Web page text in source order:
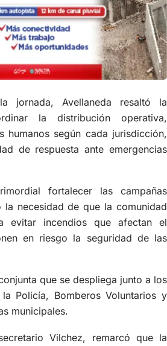
jornada, Avellaneda resaltó la
la distribución operativa,
humanos según cada jurisdicción,
de respuesta ante emergencias
fortalecer las campañas
la necesidad de que la comunidad
evitar incendios que afectan el
en riesgo la seguridad de las
que se despliega junto a los
Policía, Bomberos Voluntarios y
municipales.
Vilchez, remarcó que la